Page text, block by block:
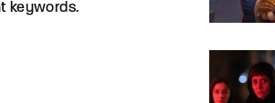
keywords.